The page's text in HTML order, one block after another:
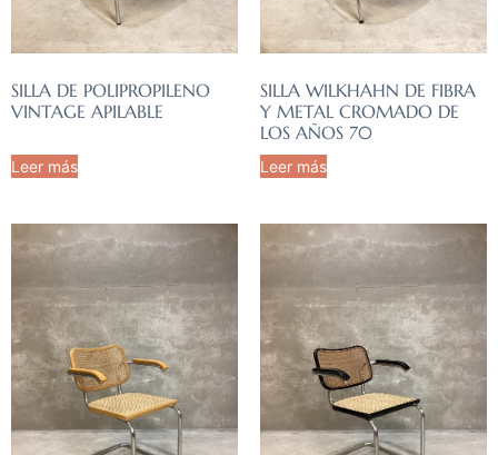
SILLA DE POLIPROPILENO
VINTAGE APILABLE
Leer más
SILLA WILKHAHN DE FIBRA
Y METAL CROMADO DE
LOS AÑOS 70
Leer más